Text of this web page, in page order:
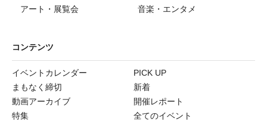
アート・展覧会
音楽・エンタメ
コンテンツ
イベントカレンダー
PICK UP
まもなく締切
新着
動画アーカイブ
開催レポート
特集
全てのイベント